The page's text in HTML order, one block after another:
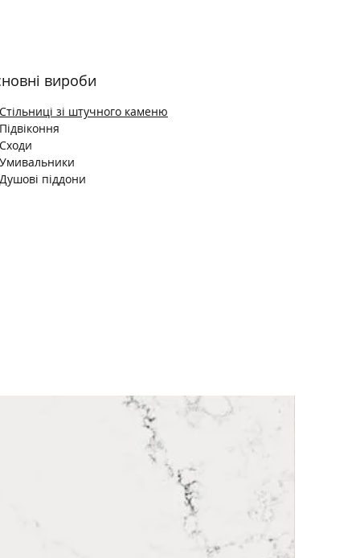
вироби
Стільниці зі штучного каменю
Підвіконня
Сходи
Умивальники
Душові піддони